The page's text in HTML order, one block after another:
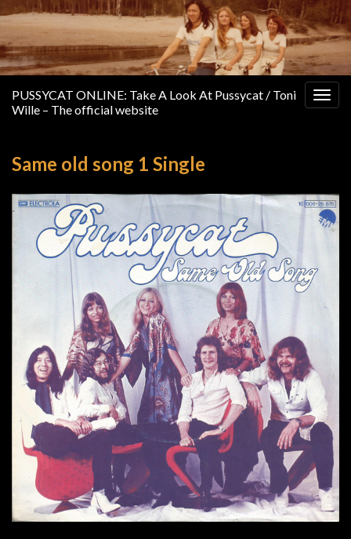
PUSSYCAT ONLINE: Take A Look At Pussycat / Toni
Wille – The official website
Same old song 1 Single